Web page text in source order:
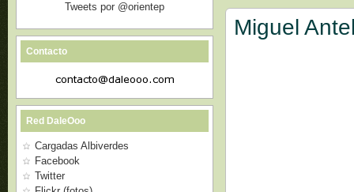
Miguel
Tweets por @orientep
Contacto
Red DaleOoo
Cargadas Albiverdes
Facebook
Twitter